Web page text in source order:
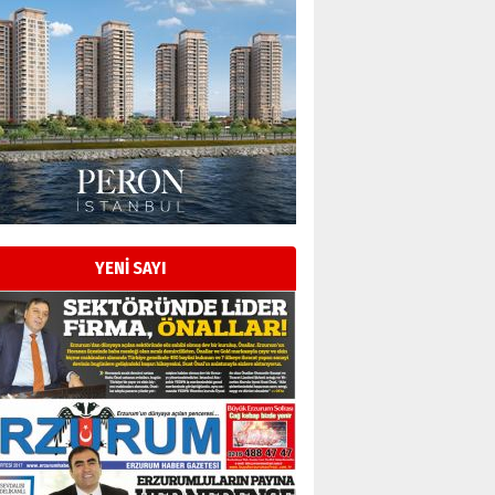
YENİ SAYI
Esat BİNDESEN
Başkan Sekmen’den Erzurum’a
bir vizyon proje daha!
02 Ağustos 2026 Pazar
Kadir SABUNCUOĞLU
Erzurumspor’un köşe taşları
29 Haziran 2026 Pazartesi
Kenan GÜLERCİ
Murat Şahsuvaroğlu ERKON’da
çıtayı yukarı taşırken,
yönetimdekiler aşağı
çekmemeli!
17 Şubat 2026 SalıOrhan BOZKURT
Bir fotoğraf, bir şehir, bir
gazeteci… Dizginler kimin
elinde?
31 Mart 2026 Salı
A. Berhan Yılmaz